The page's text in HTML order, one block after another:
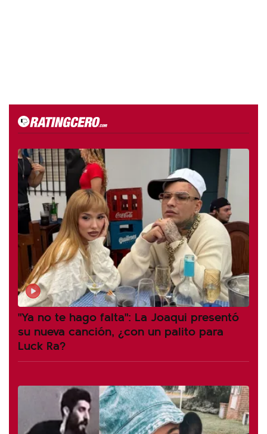
"Ya no te hago falta": La Joaqui presentó
su nueva canción, ¿con un palito para
Luck Ra?